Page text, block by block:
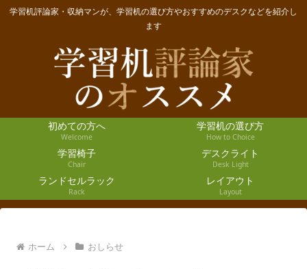
学習机評論家・収納マンが、学習机の選び方やおすすめのデスクなどを紹介し
ます
初めての方へ
Welcome
学習机の選び方
How to Choice
学習椅子
Chair
デスクライト
Desk Light
ランドセルラック
Rack
レイアウト
Layout
ホーム おしらせ